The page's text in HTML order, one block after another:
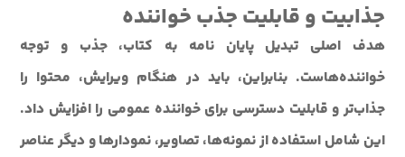
جذابیت و قابلیت جذب خواننده
هدف اصلی تبدیل پایان نامه به کتاب، جذب و توجه
خواننده‌هاست. بنابراین، باید در هنگام ویرایش، محتوا را
جذاب‌تر و قابلیت دسترسی برای خواننده عمومی را افزایش داد.
این شامل استفاده از نمونه‌ها، تصاویر، نمودارها و دیگر عناصر